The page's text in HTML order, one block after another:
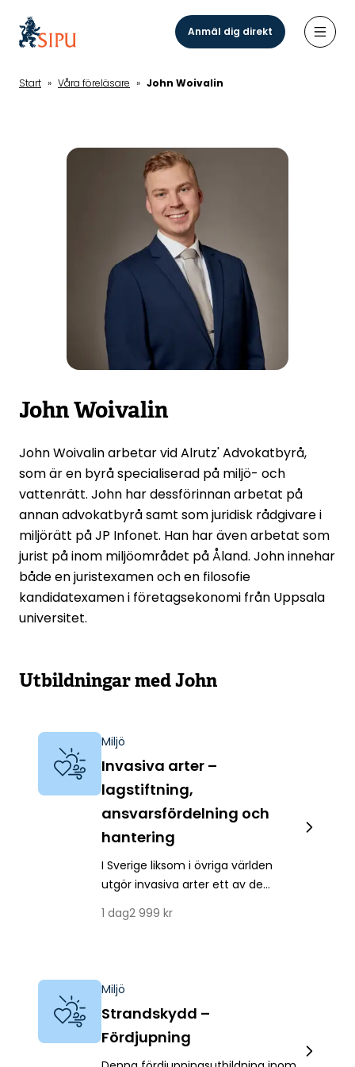
huvudinnehåll
Anmäl dig direkt
Start » Våra föreläsare » John Woivalin
John Woivalin
John Woivalin arbetar vid Alrutz' Advokatbyrå,
som är en byrå specialiserad på miljö- och
vattenrätt. John har dessförinnan arbetat på
annan advokatbyrå samt som juridisk rådgivare i
miljörätt på JP Infonet. Han har även arbetat som
jurist på inom miljöområdet på Åland. John innehar
både en juristexamen och en filosofie
kandidatexamen i företagsekonomi från Uppsala
universitet.
Utbildningar medJohn
Miljö
Invasiva arter –
lagstiftning,
ansvarsfördelning och
hantering
I Sverige liksom i övriga världen
utgör invasiva arter ett av de
mångfalden och problemet ökar
verksamheter har en viktig roll i
arbetet med att hantera dessa
främmande arter. Det kan röra sig
1 dag2 999 kr
Miljö
Strandskydd –
Fördjupning